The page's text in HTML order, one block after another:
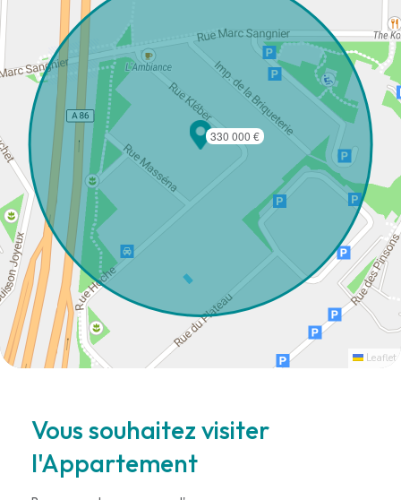
330 000 €
Leaflet
Vous souhaitez visiter
l'Appartement